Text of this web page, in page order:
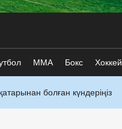
ММА Бокс Хоккей
болған күндеріңіз